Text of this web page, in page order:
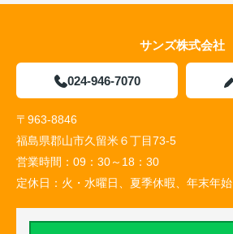
サンズ株式会社
024-946-7070
〒963-8846
福島県郡山市久留米６丁目73-5
営業時間： 09：30～18：30
定休日： 火・水曜日、夏季休暇、年末年始